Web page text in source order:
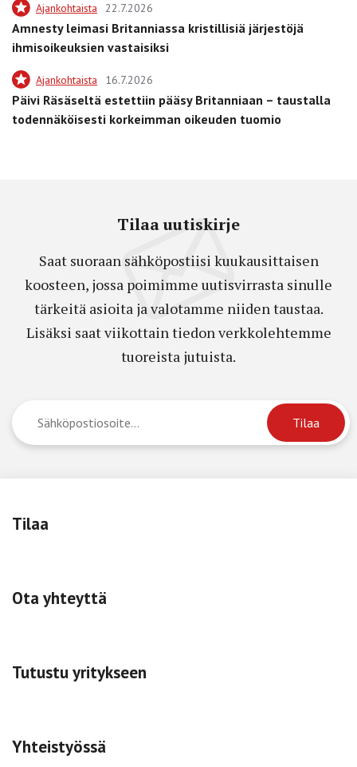
Ajankohtaista 22.7.2026
Amnesty leimasi Britanniassa kristillisiä järjestöjä
ihmisoikeuksien vastaisiksi
Ajankohtaista 16.7.2026
Päivi Räsäseltä estettiin pääsy Britanniaan – taustalla
todennäköisesti korkeimman oikeuden tuomio
Tilaa uutiskirje
Saat suoraan sähköpostiisi kuukausittaisen
koosteen, jossa poimimme uutisvirrasta sinulle
tärkeitä asioita ja valotamme niiden taustaa.
Lisäksi saat viikottain tiedon verkkolehtemme
tuoreista jutuista.
Tilaa
Ota yhteyttä
Tutustu yritykseen
Yhteistyössä